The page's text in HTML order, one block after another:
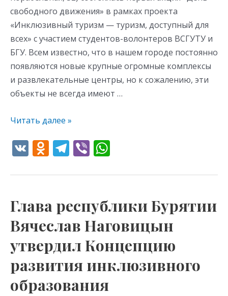
свободного движения» в рамках проекта
«Инклюзивный туризм — туризм, доступный для
всех» с участием студентов-волонтеров ВСГУТУ и
БГУ. Всем известно, что в нашем городе постоянно
появляются новые крупные огромные комплексы
и развлекательные центры, но к сожалению, эти
объекты не всегда имеют …
Читать далее »
V O
n
kl
as
s
ni
ki
T
e
a
m
Vi
er at
A
p
p
Глава республики Бурятии
Вячеслав Наговицын
утвердил Концепцию
развития инклюзивного
образования
Глава
республики
Бурятии
Вячеслав
Наговицын
утвердил
Концепцию